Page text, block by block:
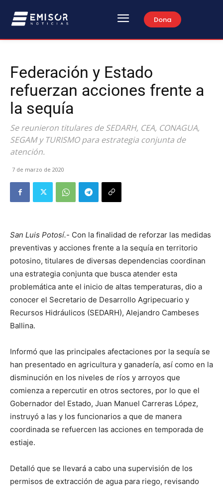
Dona
Federación y Estado
refuerzan acciones frente a
la sequía
Se reunieron titulares de SEDARH, CEA, CONAGUA,
SEGAM y TURISMO para estrategia conjunta de
atención.
7 de marzo de 2020
San Luis Potosí.- Con la finalidad de reforzar las medidas
preventivas y acciones frente a la sequía en territorio
potosino, titulares de diversas dependencias coordinan
una estrategia conjunta que busca atender esta
problemática ante el inicio de altas temperaturas, dio a
conocer el Secretario de Desarrollo Agripecuario y
Recursos Hidráulicos (SEDARH), Alejandro Cambeses
Ballina.
Informó que las principales afectaciones por la sequía se
han presentado en agricultura y ganadería, así como en la
disminución en los niveles de ríos y arroyos que
comienza a repercutir en otros sectores, por lo que el
Gobernador del Estado, Juan Manuel Carreras López,
instruyó a las y los funcionarios a que de manera
coordinada se refuercen las acciones en temporada de
estiaje.
Detalló que se llevará a cabo una supervisión de los
permisos de extracción de agua para riego, revisando